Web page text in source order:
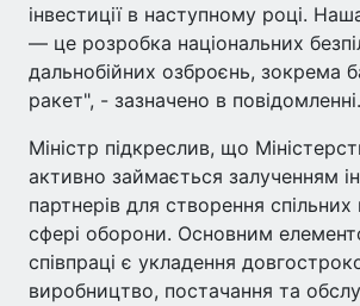
інвестиції в наступному році.
— це розробка національних
дальнобійних озброєнь, зокрема
ракет", - зазначено в повідомленні.
Міністр підкреслив, що
активно займається залученням
партнерів для створення
сфері оборони. Основним
співпраці є укладення
виробництво, постачання та